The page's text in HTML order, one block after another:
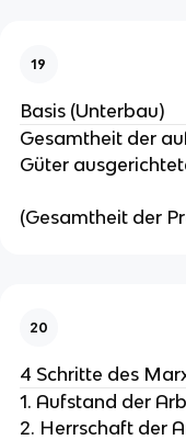
19
Basis (Unterbau)
Gesamtheit der
Güter
(Gesamtheit der
20
4 Schritte des
1. Aufstand der
2. Herrschaft der